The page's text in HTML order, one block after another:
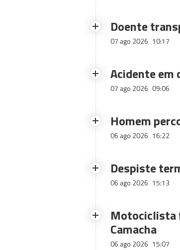
Doente
07 ago 2026 10:17
Acidente em
07 ago 2026 09:06
Homem
06 ago 2026 16:22
Despiste
06 ago 2026 15:13
Motociclista
Camacha
06 ago 2026 15:07